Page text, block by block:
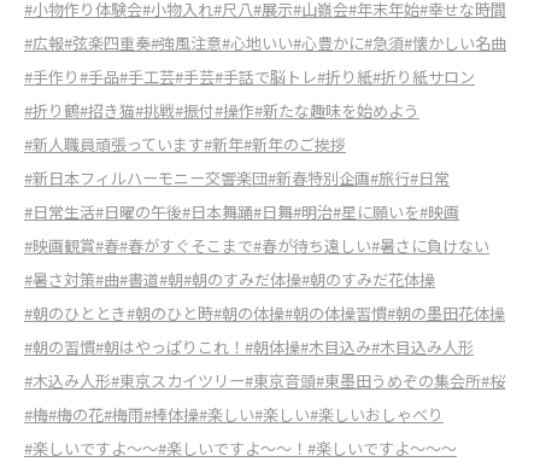
#小物作り体験会#小物入れ#尺八#展示#山嶺会#年末年始#幸せな時間
#広報#弦楽四重奏#強風注意#心地いい#心豊かに#急須#懐かしい名曲
#手作り#手品#手工芸#手芸#手話で脳トレ#折り紙#折り紙サロン
#折り鶴#招き猫#挑戦#振付#操作#新たな趣味を始めよう
#新人職員頑張っています#新年#新年のご挨拶
#新日本フィルハーモニー交響楽団#新春特別企画#旅行#日常
#日常生活#日曜の午後#日本舞踊#日舞#明治#星に願いを#映画
#映画観賞#春#春がすぐそこまで#春が待ち遠しい#暑さに負けない
#暑さ対策#曲#書道#朝#朝のすみだ体操#朝のすみだ花体操
#朝のひととき#朝のひと時#朝の体操#朝の体操習慣#朝の墨田花体操
#朝の習慣#朝はやっぱりこれ！ #朝体操#木目込み#木目込み人形
#木込み人形#東京スカイツリー#東京音頭#東墨田うめぞの集会所#桜
#梅#梅の花#梅雨#棒体操#楽しい#楽しい#楽しいおしゃべり
#楽しいですよ～～#楽しいですよ～～！ #楽しいですよ～～～